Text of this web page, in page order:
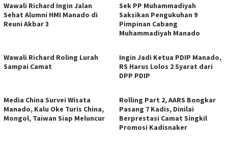
Wawali Richard Ingin Jalan
Sehat Alumni HMI Manado di
Reuni Akbar 3
Sek PP Muhammadiyah
Saksikan Pengukuhan 9
Pimpinan Cabang
Muhammadiyah Manado
Wawali Richard Roling Lurah
Sampai Camat
Ingin Jadi Ketua PDIP Manado,
RS Harus Lolos 2 Syarat dari
DPP PDIP
Media China Survei Wisata
Manado, Kalu Oke Turis China,
Mongol, Taiwan Siap Meluncur
Rolling Part 2, AARS Bongkar
Pasang 7 Kadis, Dinilai
Berprestasi Camat Singkil
Promosi Kadisnaker